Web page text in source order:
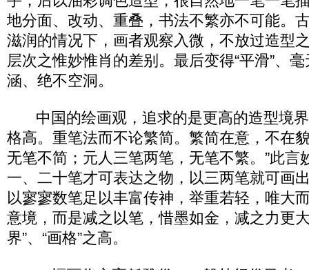
地分面、改动、重叠，书法不繁亦不可能。
滋润的情况下，画者观察入微，不放过造型
层次之惟妙惟肖的差别。最后变得“平滑”、
涵、绝不空洞。
中国的绘画观，追求的是更高的造型境界
格高。重笔法而不论繁简。繁简在意，不在
无笔不简；元人三笔两笔，无笔不繁。”此言
一、二十笔才可表达之物，以三两笔就可画
以寥寥数笔足以丰富传神，举重若轻，唯大
意境，而是减之以笔，惜墨如金，减之力更
界”、“画格”之高。